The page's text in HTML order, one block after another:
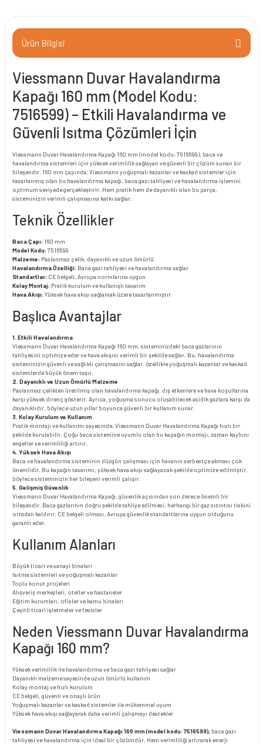
Ürün Bilgisi
Viessmann Duvar Havalandırma
Kapağı 160 mm (Model Kodu:
7516599) – Etkili Havalandırma ve
Güvenli Isıtma Çözümleri İçin
Viessmann Duvar Havalandırma Kapağı 160 mm (model kodu: 7516599), baca ve
havalandırma sistemleri için yüksek verimlilik sağlayan ve güvenli bir çözüm sunan bir
bileşendir. 160 mm çapında, Viessmann yoğuşmalı kazanlar ve kaskad sistemler için
tasarlanmış olan bu havalandırma kapağı, baca gazı tahliyesi ve havalandırma işlemini
optimum seviyede gerçekleştirir. Hem pratik hem de dayanıklı olan bu parça,
sisteminizin verimli çalışmasına katkı sağlar.
Teknik Özellikler
Baca Çapı: 160 mm
Model Kodu: 7516599
Malzeme: Paslanmaz çelik, dayanıklı ve uzun ömürlü
Havalandırma Özelliği: Baca gazı tahliyesi ve havalandırma sağlar
Standartlar: CE belgeli, Avrupa normlarına uygun
Kolay Montaj: Pratik kurulum ve kullanışlı tasarım
Hava Akışı: Yüksek hava akışı sağlamak üzere tasarlanmıştır
Başlıca Avantajlar
1. Etkili Havalandırma
Viessmann Duvar Havalandırma Kapağı 160 mm, sisteminizdeki baca gazlarının
tahliyesini optimize eder ve hava akışını verimli bir şekilde sağlar. Bu, havalandırma
sisteminizin güvenli ve sağlıklı çalışmasını sağlar, özellikle yoğuşmalı kazanlar ve kaskad
sistemlerde büyük önem taşır.
2. Dayanıklı ve Uzun Ömürlü Malzeme
Paslanmaz çelikten üretilmiş olan havalandırma kapağı, dış etkenlere ve hava koşullarına
karşı yüksek direnç gösterir. Ayrıca, yoğuşma sonucu oluşabilecek asidik gazlara karşı da
dayanıklıdır, böylece uzun yıllar boyunca güvenli bir kullanım sunar.
3. Kolay Kurulum ve Kullanım
Pratik montajı ve kullanımı sayesinde, Viessmann Duvar Havalandırma Kapağı hızlı bir
şekilde kurulabilir. Çoğu baca sistemine uyumlu olan bu kapağın montajı, zaman kaybını
engeller ve verimliliği artırır.
4. Yüksek Hava Akışı
Baca ve havalandırma sisteminin düzgün çalışması için havanın serbestçe akması çok
önemlidir. Bu kapağın tasarımı, yüksek hava akışı sağlayacak şekilde optimize edilmiştir,
böylece sisteminizin her bileşeni verimli çalışır.
5. Gelişmiş Güvenlik
Viessmann Duvar Havalandırma Kapağı, güvenlik açısından son derece önemli bir
bileşendir. Baca gazlarının doğru şekilde tahliye edilmesi, herhangi bir gaz sızıntısı riskini
ortadan kaldırır. CE belgeli olması, Avrupa güvenlik standartlarına uygun olduğunu
garanti eder.
Kullanım Alanları
Büyük ticari ve sanayi binaları
Isıtma sistemleri ve yoğuşmalı kazanlar
Toplu konut projeleri
Alışveriş merkezleri, oteller ve hastaneler
Eğitim kurumları, ofisler ve kamu binaları
Çeşitli ticari işletmeler ve tesisler
Neden Viessmann Duvar Havalandırma
Kapağı 160 mm?
Yüksek verimlilik ile havalandırma ve baca gazı tahliyesi sağlar
Dayanıklı malzeme sayesinde uzun ömürlü kullanım
Kolay montaj ve hızlı kurulum
CE belgeli, güvenli ve onaylı ürün
Yoğuşmalı kazanlar ve kaskad sistemler ile mükemmel uyum
Yüksek hava akışı sağlayarak daha verimli çalışmayı destekler
Viessmann Duvar Havalandırma Kapağı 160 mm (model kodu: 7516599), baca gazı
tahliyesi ve havalandırma için ideal bir çözümdür. Hem verimliliği artırarak enerji